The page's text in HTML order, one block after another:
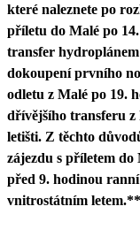
které naleznete po
příletu do Malé po
transfer
dokoupení prvního
odletu z Malé po 19.
dřívějšího transferu z
letišti. Z těchto
zájezdu s příletem do
před 9. hodinou
vnitrostátním